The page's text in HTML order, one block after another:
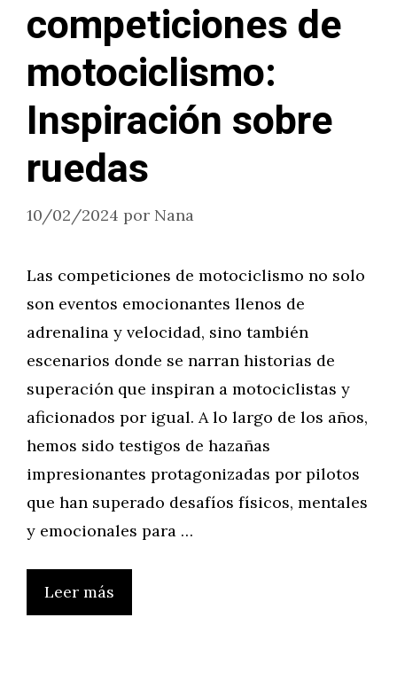
competiciones de
motociclismo:
Inspiración sobre
ruedas
10/02/2024 por Nana
Las competiciones de motociclismo no solo
son eventos emocionantes llenos de
adrenalina y velocidad, sino también
escenarios donde se narran historias de
superación que inspiran a motociclistas y
aficionados por igual. A lo largo de los años,
hemos sido testigos de hazañas
impresionantes protagonizadas por pilotos
que han superado desafíos físicos, mentales
y emocionales para …
Leer más